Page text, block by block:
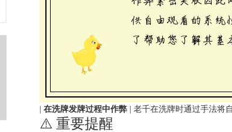
| 在洗牌发牌过程中作弊| 老千在洗牌时通过手法将
⚠️ 重要提醒